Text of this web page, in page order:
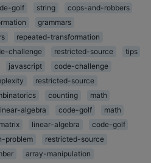
golf string
cops-and-robbers
grammars
repeated-transformation
challenge restricted-source
tips
javascript
code-challenge
restricted-source
counting
math
algebra code-golf
math
matrix linear-algebra
code-golf
problem
restricted-source
array-manipulation